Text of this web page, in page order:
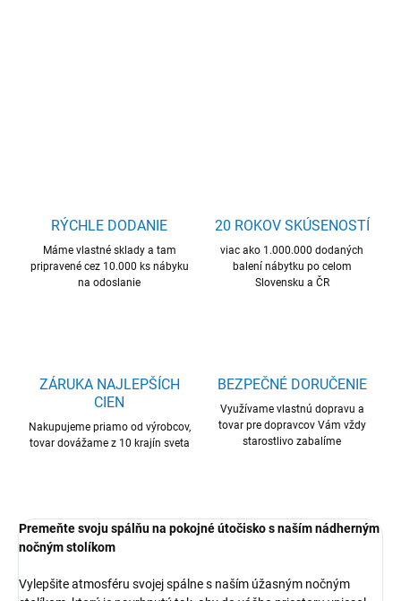
RÝCHLE DODANIE
Máme vlastné sklady a tam
pripravené cez 10.000 ks nábyku
na odoslanie
20 ROKOV SKÚSENOSTÍ
viac ako 1.000.000 dodaných
balení nábytku po celom
Slovensku a ČR
ZÁRUKA NAJLEPŠÍCH
CIEN
Nakupujeme priamo od výrobcov,
tovar dovážame z 10 krajín sveta
BEZPEČNÉ DORUČENIE
Využívame vlastnú dopravu a
tovar pre dopravcov Vám vždy
starostlivo zabalíme
Premeňte svoju spálňu na pokojné útočisko s naším nádherným
nočným stolíkom
Vylepšite atmosféru svojej spálne s naším úžasným nočným